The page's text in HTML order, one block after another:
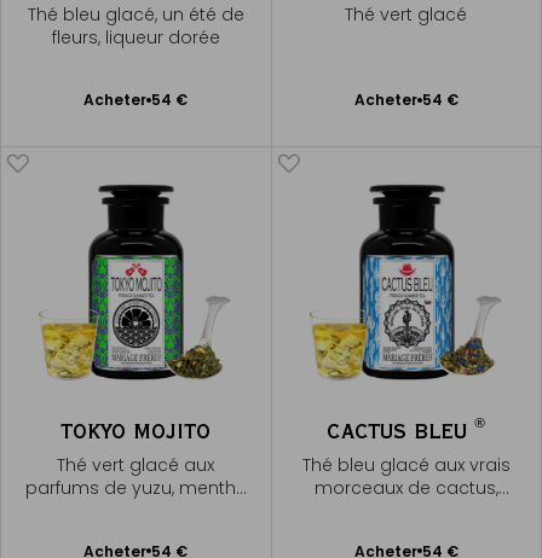
Thé bleu glacé, un été de
fleurs, liqueur dorée
Acheter 54 €
Ajouter
Thé vert glacé
Acheter 54 €
Ajouter
TOKYO MOJITO
Thé vert glacé aux
parfums de yuzu, menthe
Acheter 54 €
Ajouter
CACTUS BLEU®
Thé bleu glacé aux vrais
morceaux de cactus,
Acheter 54 €
Ajouter